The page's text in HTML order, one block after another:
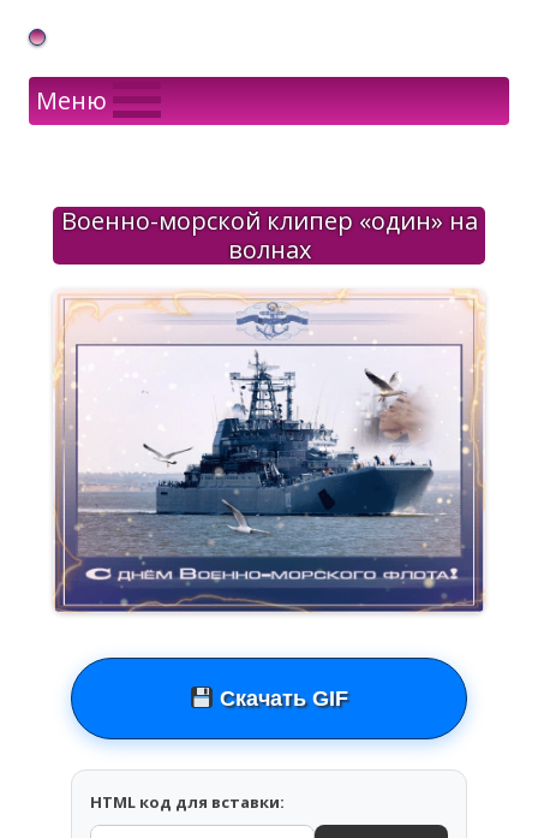
Gif Открытки в подарок
Меню
Военно-морской клипер «один» на
волнах
Скачать GIF
HTML код для вставки: